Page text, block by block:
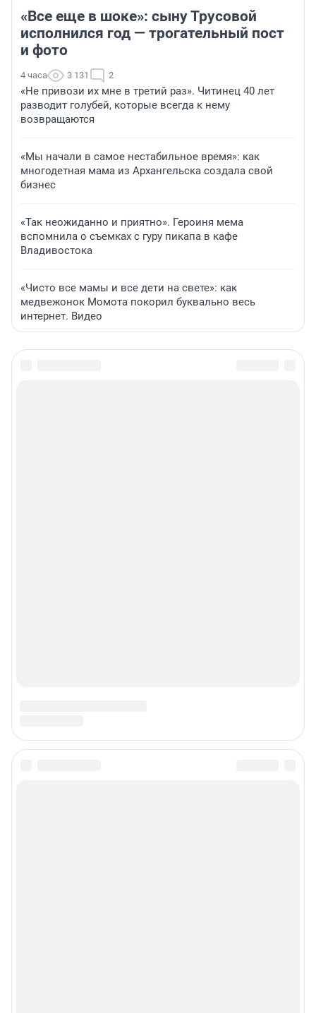
«Все еще в шоке»: сыну Трусовой
исполнился год — трогательный пост
и фото
4 часа 3 131 2
«Не привози их мне в третий раз». Читинец 40 лет
разводит голубей, которые всегда к нему
возвращаются
«Мы начали в самое нестабильное время»: как
многодетная мама из Архангельска создала свой
бизнес
«Так неожиданно и приятно». Героиня мема
вспомнила о съемках с гуру пикапа в кафе
Владивостока
«Чисто все мамы и все дети на свете»: как
медвежонок Момота покорил буквально весь
интернет. Видео